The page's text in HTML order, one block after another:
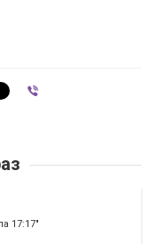
17:17"